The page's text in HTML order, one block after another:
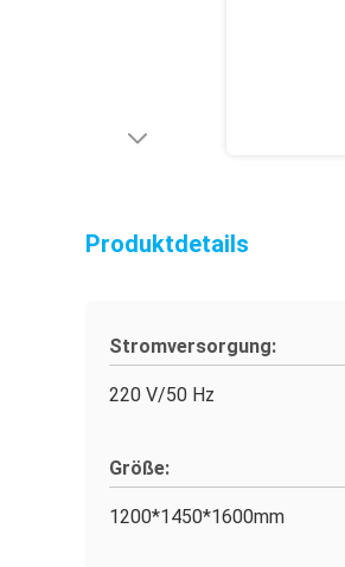
Produktdetails
Stromversorgung:
220 V/50 Hz
Größe:
1200*1450*1600mm